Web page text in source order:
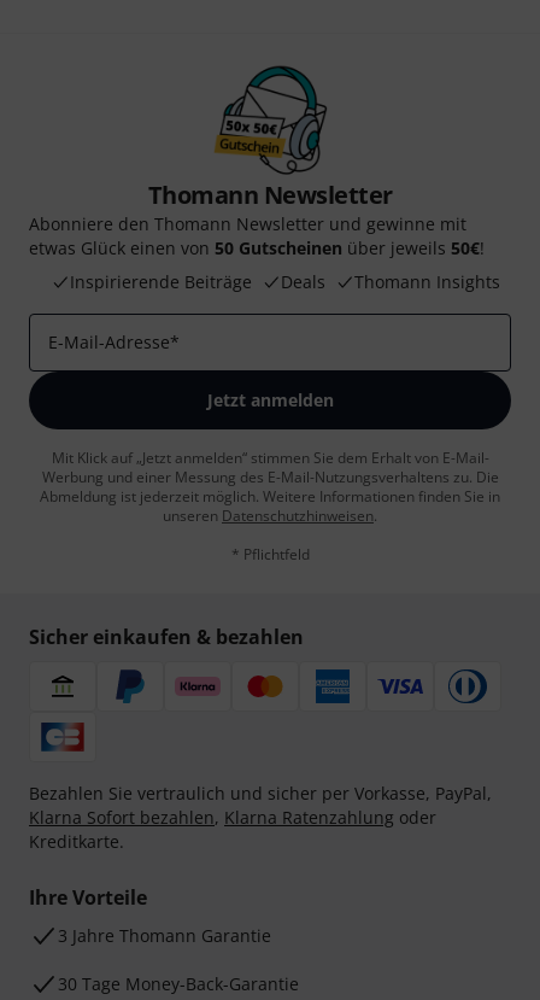
Thomann Newsletter
Abonniere den Thomann Newsletter und gewinne mit
etwas Glück einen von 50 Gutscheinen über jeweils 50€!
Inspirierende Beiträge
Deals Thomann Insights
E-Mail-Adresse*
Jetzt anmelden
Mit Klick auf „Jetzt anmelden“ stimmen Sie dem Erhalt von E-Mail-
Werbung und einer Messung des E-Mail-Nutzungsverhaltens zu. Die
Abmeldung ist jederzeit möglich. Weitere Informationen finden Sie in
unseren Datenschutzhinweisen.
* Pflichtfeld
Sicher einkaufen & bezahlen
Bezahlen Sie vertraulich und sicher per Vorkasse, PayPal,
Klarna Sofort bezahlen, Klarna Ratenzahlung oder
Kreditkarte.
Ihre Vorteile
3 Jahre Thomann Garantie
30 Tage Money-Back-Garantie